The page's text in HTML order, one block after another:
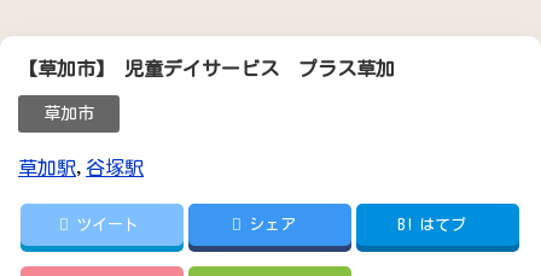
【草加市】 児童デイサービス プラス草加
草加市
草加駅, 谷塚駅
ツイート シェア B! はてブ